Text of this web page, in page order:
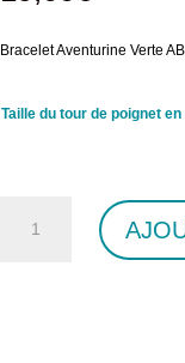
Bracelet Aventurine Verte
Taille du tour de poignet en